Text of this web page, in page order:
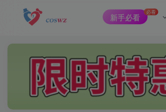
新手必看 必看